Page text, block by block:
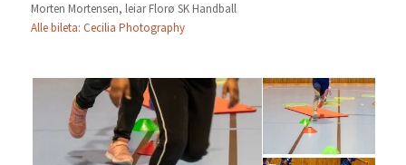
Morten Mortensen, leiar Florø SK Handball
Alle bileta: Cecilia Photography